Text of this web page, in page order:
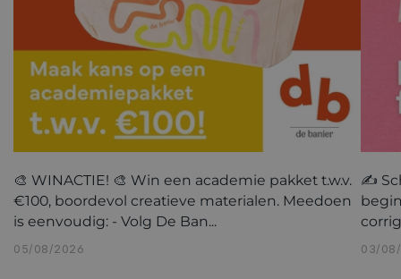
🎨 WINACTIE! 🎨 Win een academie pakket t.w.v.
€100, boordevol creatieve materialen. Meedoen
is eenvoudig: - Volg De Ban...
05/08/2026
✍️
03/